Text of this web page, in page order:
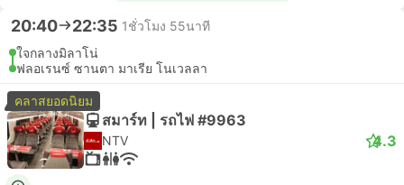
20:40 22:35 1ชั่วโมง 55นาที
ใจกลางมิลาโน่
ฟลอเรนซ์ ซานตา มาเรีย โนเวลลา
คลาสยอดนิยม
สมาร์ท | รถไฟ #9963
NTV 4.3